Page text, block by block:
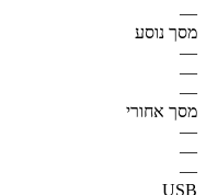
—
מסך נוסע
—
—
—
מסך אחורי
—
—
—
USB